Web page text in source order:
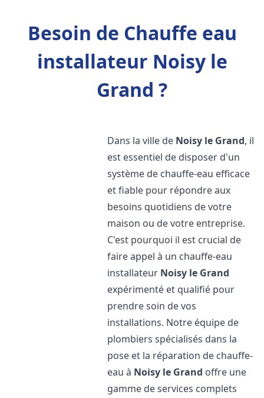
Besoin de Chauffe eau
installateur Noisy le
Grand ?
Dans la ville de Noisy le Grand, il
est essentiel de disposer d'un
système de chauffe-eau efficace
et fiable pour répondre aux
besoins quotidiens de votre
maison ou de votre entreprise.
C'est pourquoi il est crucial de
faire appel à un chauffe-eau
installateur Noisy le Grand
expérimenté et qualifié pour
prendre soin de vos
installations. Notre équipe de
plombiers spécialisés dans la
pose et la réparation de chauffe-
eau à Noisy le Grand offre une
gamme de services complets